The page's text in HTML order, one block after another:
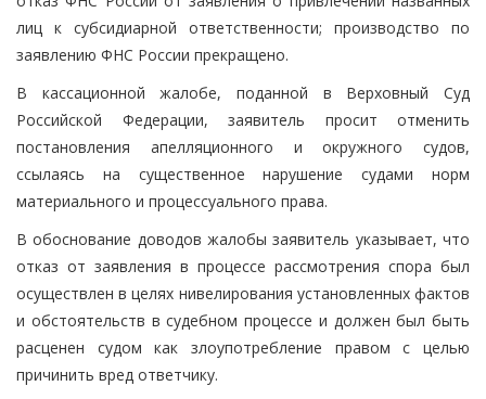
лиц к субсидиарной ответственности; производство по
заявлению ФНС России прекращено.
В кассационной жалобе, поданной в Верховный Суд
Российской Федерации, заявитель просит отменить
постановления апелляционного и окружного судов,
ссылаясь на существенное нарушение судами норм
материального и процессуального права.
В обоснование доводов жалобы заявитель указывает, что
отказ от заявления в процессе рассмотрения спора был
осуществлен в целях нивелирования установленных фактов
и обстоятельств в судебном процессе и должен был быть
расценен судом как злоупотребление правом с целью
причинить вред ответчику.